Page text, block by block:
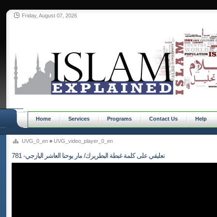
Friday, August 07, 2026
Home Services Programs Contact Us Help
UVG_0_en » UVG_video_player_0_en
781 -تعليقي على كلمة غبطة البطريرك/ مار يوحنا العاشر اليازجي